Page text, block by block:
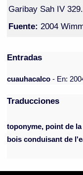
Garibay Sah IV 329.
Fuente: 2004
Entradas
cuauhacalco- En:
Traducciones
toponyme, point de
bois conduisant de